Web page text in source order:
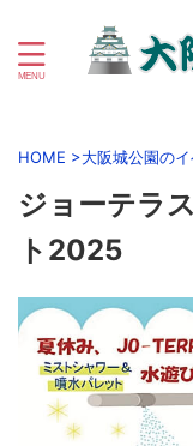
HOME >大阪城公園の
ジョーテラ
ト2025